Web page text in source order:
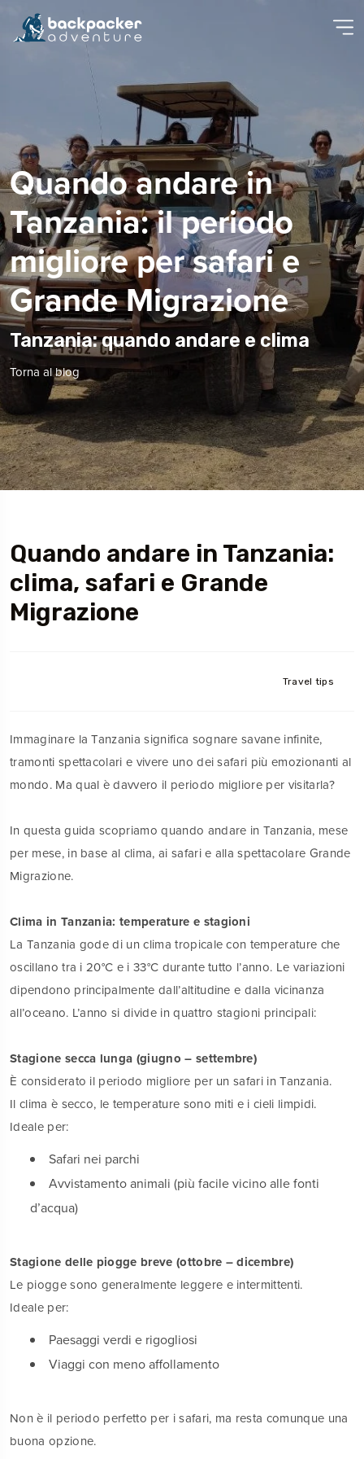
Quando andare in
Tanzania: il periodo
migliore per safari e
Grande Migrazione
Tanzania: quando andare e clima
Torna al blog
Quando andare in Tanzania:
clima, safari e Grande
Migrazione
Travel tips
Immaginare la Tanzania significa sognare savane infinite,
tramonti spettacolari e vivere uno dei safari più emozionanti al
mondo. Ma qual è davvero il periodo migliore per visitarla?
In questa guida scopriamo quando andare in Tanzania, mese
per mese, in base al clima, ai safari e alla spettacolare Grande
Migrazione.
Clima in Tanzania: temperature e stagioni
La Tanzania gode di un clima tropicale con temperature che
oscillano tra i 20°C e i 33°C durante tutto l’anno. Le variazioni
dipendono principalmente dall’altitudine e dalla vicinanza
all’oceano. L’anno si divide in quattro stagioni principali:
Stagione secca lunga (giugno – settembre)
È considerato il periodo migliore per un safari in Tanzania.
Il clima è secco, le temperature sono miti e i cieli limpidi.
Ideale per:
Safari nei parchi
Avvistamento animali (più facile vicino alle fonti
d’acqua)
Stagione delle piogge breve (ottobre – dicembre)
Le piogge sono generalmente leggere e intermittenti.
Ideale per:
Paesaggi verdi e rigogliosi
Viaggi con meno affollamento
Non è il periodo perfetto per i safari, ma resta comunque una
buona opzione.